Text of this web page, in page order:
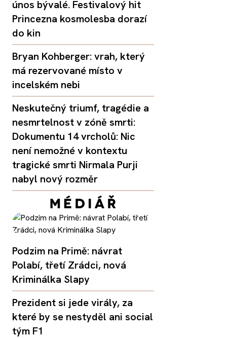
únos bývalé. Festivalový hit
Princezna kosmolesba dorazí
do kin
Bryan Kohberger: vrah, který
má rezervované místo v
incelském nebi
Neskutečný triumf, tragédie a
nesmrtelnost v zóně smrti:
Dokumentu 14 vrcholů: Nic
není nemožné v kontextu
tragické smrti Nirmala Purji
nabyl nový rozměr
Podzim na Primě: návrat
Polabí, třetí Zrádci, nová
Kriminálka Slapy
Prezident si jede virály, za
které by se nestyděl ani social
tým F1